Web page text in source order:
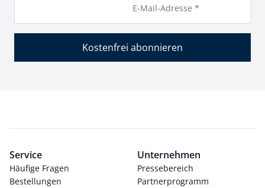
E-Mail-Adresse *
Kostenfrei abonnieren
Service
Häufige Fragen
Bestellungen
Unternehmen
Pressebereich
Partnerprogramm